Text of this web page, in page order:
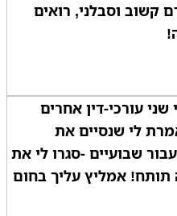
קשוב וסבלני, רואים
עורכי-דין אחרים
לי שנסיים את
שבועיים -סגרו לי את
אמליץ עליך בחום